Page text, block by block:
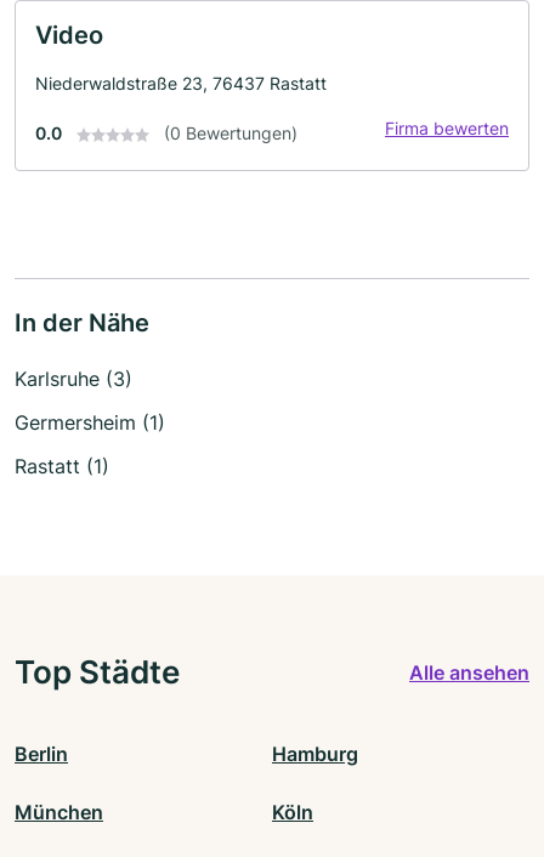
Video
Niederwaldstraße 23, 76437 Rastatt
0.0 (0 Bewertungen) Firma bewerten
In der Nähe
Karlsruhe (3)
Germersheim (1)
Rastatt (1)
Top Städte Alle ansehen
Berlin Hamburg
München Köln